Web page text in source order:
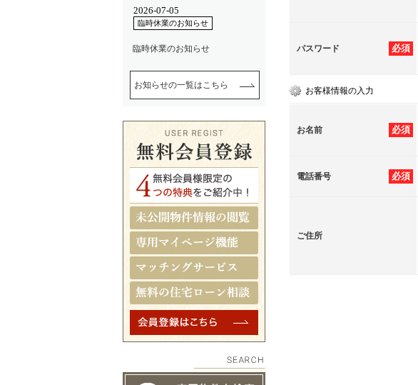
必須
パスワード
お客様情報の入力
必須
お名前
必須
電話番号
ご住所
お知らせの一覧はこちら